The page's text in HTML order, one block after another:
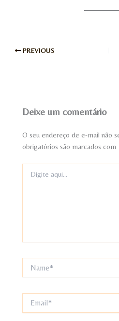
PREVIOUS
Deixe um comentário
O seu endereço de e-mail não
obrigatórios são marcados com
aqui...